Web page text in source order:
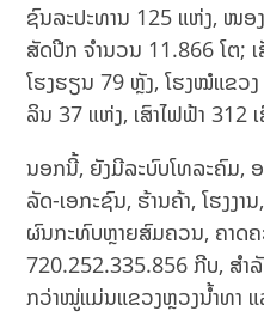
ຊົນລະປະທານ 125 ແຫ່ງ, ໜອ
ສັດປີກ ຈໍານວນ 11.866 ໂຕ;
ໂຮງຮຽນ 79 ຫຼັງ, ໂຮງໝໍແຂວ
ລິນ 37 ແຫ່ງ, ເສົາໄຟຟ້າ 312
ນອກນີ້, ຍັງມີລະບົບໂທລະຄົມ,
ລັດ-ເອກະຊົນ, ຮ້ານຄ້າ, ໂຮງງ
ຜົນກະທົບຫຼາຍສົມຄວນ, ຄາດຄ
720.252.335.856 ກີບ, ສໍາ
ກວ່າໝູ່ແມ່ນແຂວງຫຼວງນໍ້າທາ